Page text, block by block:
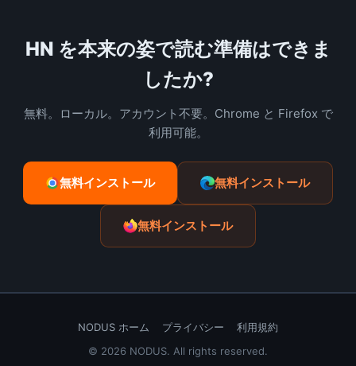
HN を本来の姿で読む準備はできま
したか?
無料。ローカル。アカウント不要。Chrome と Firefox で
利用可能。
無料インストール 無料インストール
無料インストール
NODUS ホーム プライバシー
利用規約
© 2026 NODUS. All rights reserved.